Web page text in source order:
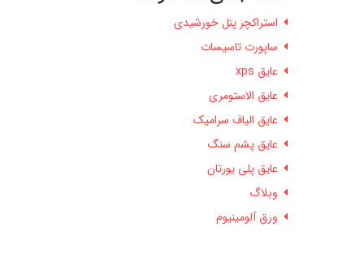
استراکچر پنل خورشیدی
ساپورت تاسیسات
عایق xps
عایق الاستومری
عایق الیاف سرامیک
عایق پشم سنگ
عایق پلی یورتان
وبلاگ
ورق آلومینیوم